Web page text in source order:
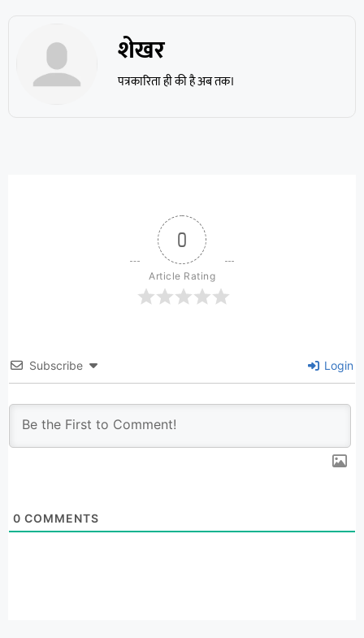
शेखर
पत्रकारिता ही की है अब तक।
0
Article Rating
Subscribe Login
0 COMMENTS